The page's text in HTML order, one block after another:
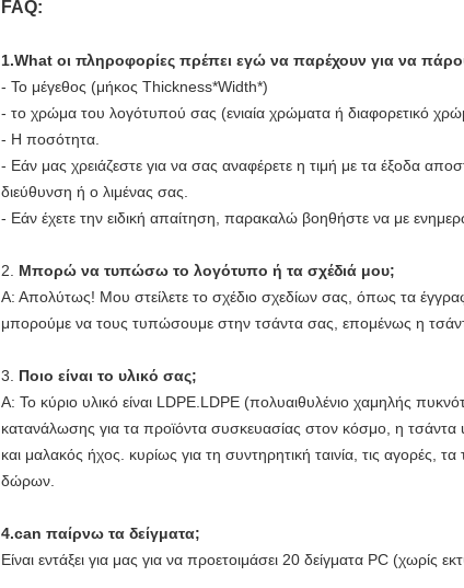
FAQ:
1.What οι πληροφορίες πρέπει εγώ να παρέχουν για να
- Το μέγεθος (μήκος Thickness*Width*)
- το χρώμα του λογότυπού σας (ενιαία χρώματα ή διαφορετικό
- Η ποσότητα.
- Εάν μας χρειάζεστε για να σας αναφέρετε η τιμή με τα έξοδα
διεύθυνση ή ο λιμένας σας.
- Εάν έχετε την ειδική απαίτηση, παρακαλώ βοηθήστε να με
2. Μπορώ να τυπώσω το λογότυπο ή τα σχέδιά μου;
Α: Απολύτως! Μου στείλετε το σχέδιο σχεδίων σας, όπως τα
μπορούμε να τους τυπώσουμε στην τσάντα σας, επομένως η
3. Ποιο είναι το υλικό σας;
Α: Το κύριο υλικό είναι LDPE.LDPE (πολυαιθυλένιο χαμηλής
κατανάλωσης για τα προϊόντα συσκευασίας στον κόσμο, η τσάντα
και μαλακός ήχος. κυρίως για τη συντηρητική ταινία, τις αγορές,
δώρων.
4.can παίρνω τα δείγματα;
Είναι εντάξει για μας για να προετοιμάσει 20 δείγματα PC